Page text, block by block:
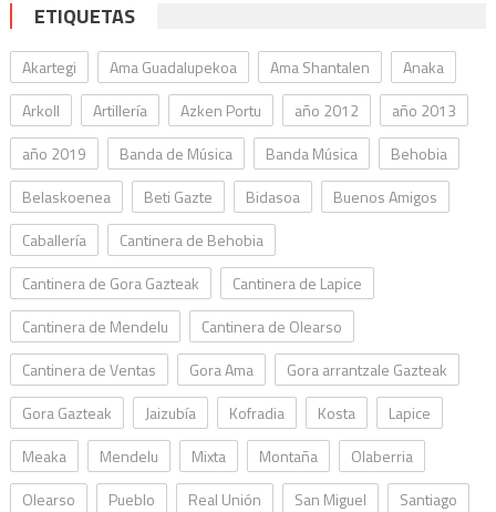
ETIQUETAS
Akartegi Ama Guadalupekoa Ama Shantalen
Anaka
Arkoll
Artillería Azken Portu año 2012
año 2013
año 2019
Banda de Música Banda Música
Behobia
Belaskoenea
Beti Gazte Bidasoa
Buenos Amigos
Caballería
Cantinera de Behobia
Cantinera de Gora Gazteak
Cantinera de Lapice
Cantinera de Mendelu
Cantinera de Olearso
Cantinera de Ventas
Gora Ama
Gora arrantzale Gazteak
Gora Gazteak
Jaizubía Kofradia Kosta
Lapice
Meaka
Mendelu Mixta Montaña
Olaberria
Olearso
Pueblo Real Unión San Miguel
Santiago